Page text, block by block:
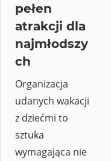
pełen
atrakcji dla
najmłodszy
ch
Organizacja
udanych wakacji
z dziećmi to
sztuka
wymagająca nie